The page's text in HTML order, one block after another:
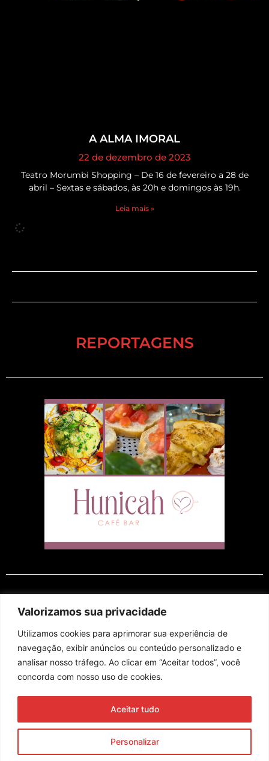
Valorizamos sua privacidade
Utilizamos cookies para aprimorar sua experiência de
navegação, exibir anúncios ou conteúdo personalizado e
analisar nosso tráfego. Ao clicar em “Aceitar todos”, você
concorda com nosso uso de cookies.
Personalizar
Aceitar tudo
A ALMA IMORAL
22 de dezembro de 2023
Teatro Morumbi Shopping – De 16 de fevereiro a 28 de
abril – Sextas e sábados, às 20h e domingos às 19h.
Leia mais »
REPORTAGENS
EM CARTAZ
Assine nossa newsletter
Enviar